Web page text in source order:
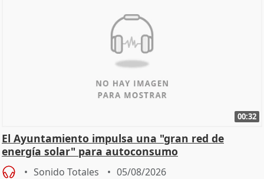
00:32
El Ayuntamiento impulsa una "gran red de
energía solar" para autoconsumo
Sonido Totales 05/08/2026